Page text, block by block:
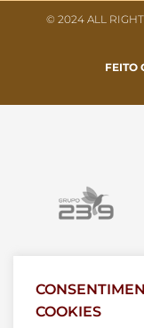
© 2024 ALL
FEITO
COOKIES